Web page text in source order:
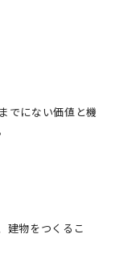
でにない価値と機
建物をつくるこ